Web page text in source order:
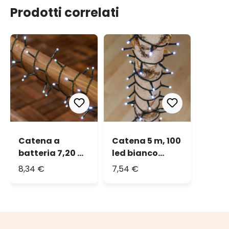
Prodotti correlati
Catena a
batteria 7,20 m,
180 led bianchi
8,34 €
Catena 5 m, 100
led bianco
freddo
7,54 €